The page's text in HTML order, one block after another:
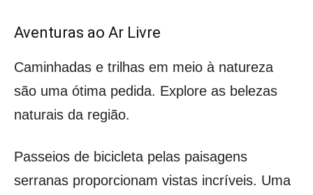
Aventuras ao Ar Livre
Caminhadas e trilhas em meio à natureza
são uma ótima pedida. Explore as belezas
naturais da região.
Passeios de bicicleta pelas paisagens
serranas proporcionam vistas incríveis. Uma